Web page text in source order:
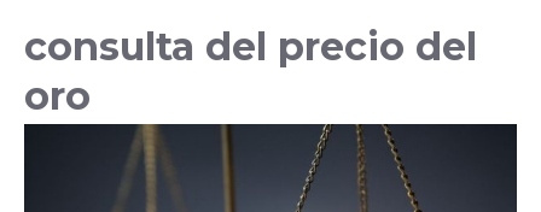
consulta del precio del
oro